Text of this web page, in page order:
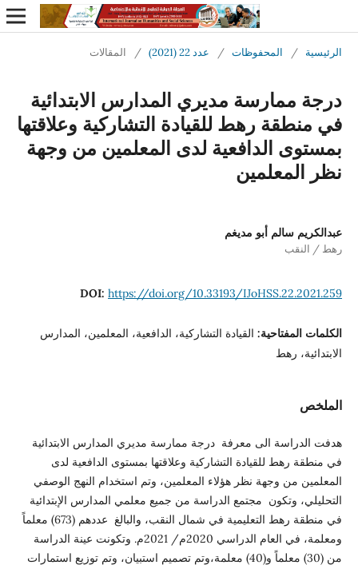
الرئيسية / المحفوظات / عدد 22 (2021) / المقالات
درجة ممارسة مديري المدارس الابتدائية
في منطقة رهط للقيادة التشاركية وعلاقتها
بمستوى الدافعية لدى المعلمين من وجهة
نظر المعلمين
عبدالكريم سالم أبو مديغم
رهط / النقب
DOI:https://doi.org/10.33193/IJoHSS.22.2021.259
الكلمات المفتاحية: القيادة التشاركية، الدافعية، المعلمين، المدارس
الابتدائية، رهط
الملخص
هدفت الدراسة الى معرفة درجة ممارسة مديري المدارس الابتدائية
في منطقة رهط للقيادة التشاركية وعلاقتها بمستوى الدافعية لدى
المعلمين من وجهة نظر هؤلاء المعلمين، وتم استخدام النهج الوصفي
التحليلي، وتكون مجتمع الدراسة من جميع معلمي المدارس الإبتدائية
في منطقة رهط التعليمية في شمال النقب، والبالغ عددهم (673) معلماً
ومعلمة، في العام الدراسي 2020م/ 2021م. وتكونت عينة الدراسة
من (30) معلماً و(40) معلمة،وتم تصميم استبيان، وتم توزيع استمارات